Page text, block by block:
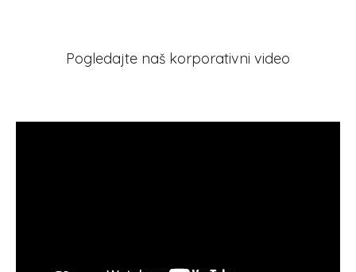
Pogledajte naš korporativni video